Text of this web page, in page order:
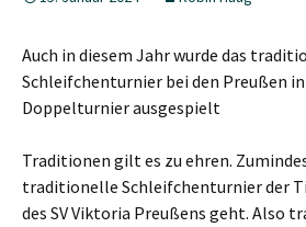
Auch in diesem Jahr wurde das
Schleifchenturnier bei den Preußen
Doppelturnier ausgespielt
Traditionen gilt es zu ehren.
traditionelle Schleifchenturnier der
des SV Viktoria Preußens geht. Also